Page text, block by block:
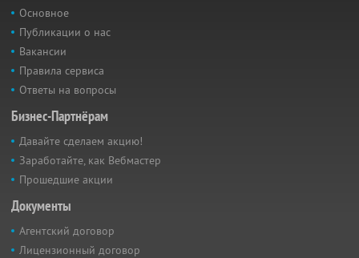
Основное
Публикации о нас
Вакансии
Правила сервиса
Ответы на вопросы
Бизнес-Партнёрам
Давайте сделаем акцию!
Заработайте, как Вебмастер
Прошедшие акции
Документы
Агентский договор
Лицензионный договор